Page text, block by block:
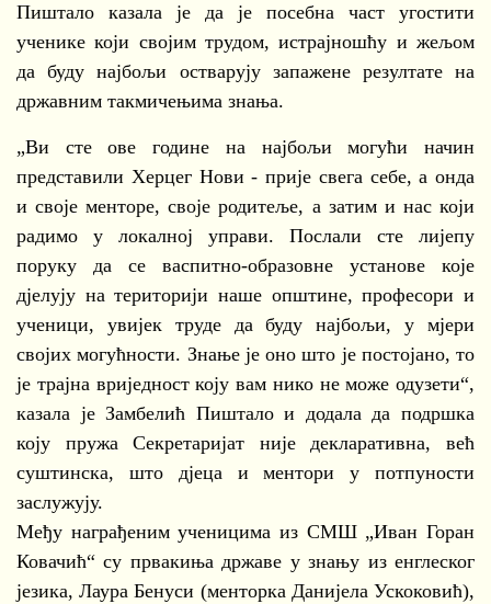
Пиштало казала је да је посебна част угостити
ученике који својим трудом, истрајношћу и жељом
да буду најбољи остварују запажене резултате на
државним такмичењима знања.
„Ви сте ове године на најбољи могући начин
представили Херцег Нови - прије свега себе, а онда
и своје менторе, своје родитеље, а затим и нас који
радимо у локалној управи. Послали сте лијепу
поруку да се васпитно-образовне установе које
дјелују на територији наше општине, професори и
ученици, увијек труде да буду најбољи, у мјери
својих могућности. Знање је оно што је постојано, то
је трајна вриједност коју вам нико не може одузети“,
казала је Замбелић Пиштало и додала да подршка
коју пружа Секретаријат није декларативна, већ
суштинска, што дјеца и ментори у потпуности
заслужују.
Међу награђеним ученицима из СМШ „Иван Горан
Ковачић“ су првакиња државе у знању из енглеског
језика, Лаура Бенуси (менторка Данијела Ускоковић),